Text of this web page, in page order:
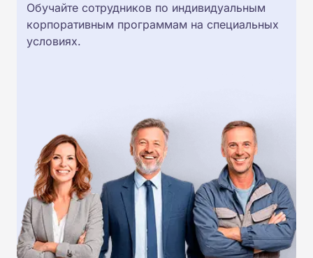
Обучайте сотрудников по индивидуальным
корпоративным программам на специальных
условиях.